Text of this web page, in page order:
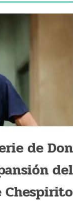
de Don
del
Chespirito